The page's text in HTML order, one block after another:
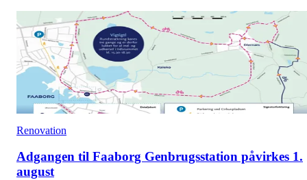
Renovation
Adgangen til Faaborg Genbrugsstation påvirkes 1.
august